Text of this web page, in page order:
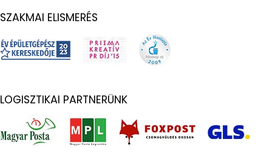
SZAKMAI ELISMERÉS
LOGISZTIKAI PARTNERÜNK